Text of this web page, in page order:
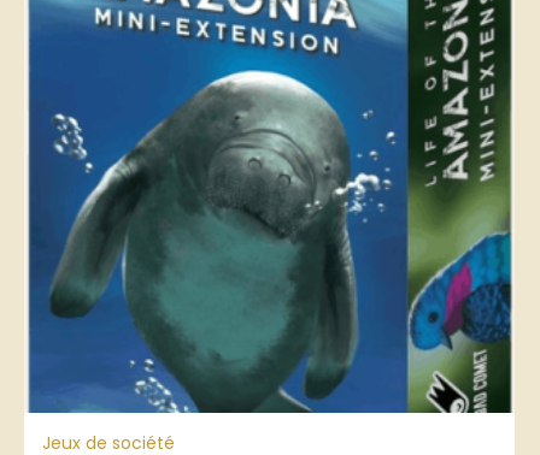
Jeux de société